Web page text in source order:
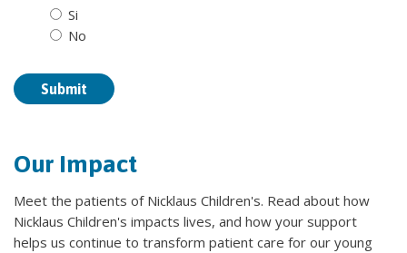
Si
No
Our Impact
Meet the patients of Nicklaus Children's. Read about how
Nicklaus Children's impacts lives, and how your support
helps us continue to transform patient care for our young